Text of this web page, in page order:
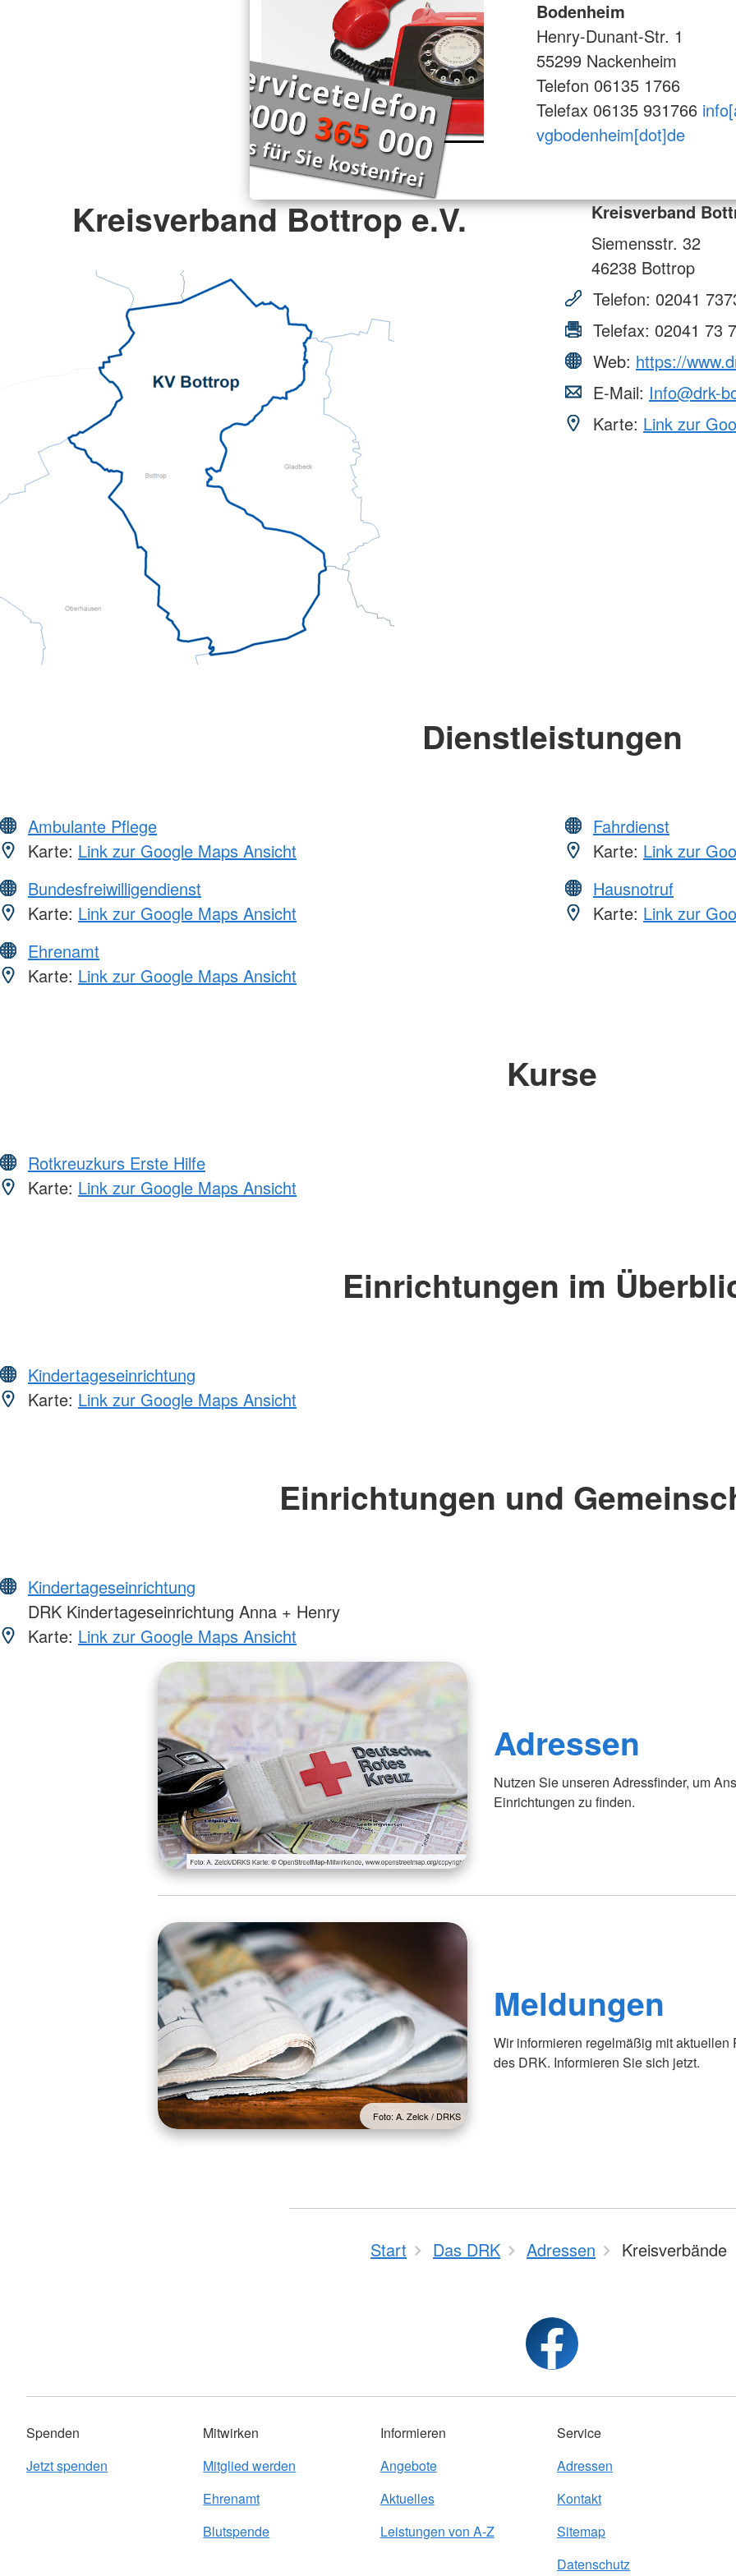
Bodenheim
Henry-Dunant-Str. 1
55299 Nackenheim
Telefon 06135 1766
Telefax 06135 931766
vgbodenheim[dot]de
Kreisverband Bottrop e.V.
Kreisverband
Siemensstr. 32
46238 Bottrop
Telefon: 02041
Telefax: 02041 73
Web: https://
E-Mail: Info@drk-
Karte: Link zur
Dienstleistungen
Ambulante Pflege
Karte: Link zur Google Maps Ansicht
Bundesfreiwilligendienst
Karte: Link zur Google Maps Ansicht
Ehrenamt
Karte: Link zur Google Maps Ansicht
Fahrdienst
Karte: Link zur
Hausnotruf
Karte: Link zur
Kurse
Rotkreuzkurs Erste Hilfe
Karte: Link zur Google Maps Ansicht
Einrichtungen im
Kindertageseinrichtung
Karte: Link zur Google Maps Ansicht
Einrichtungen und
Kindertageseinrichtung
DRK Kindertageseinrichtung Anna + Henry
Karte: Link zur Google Maps Ansicht
Adressen
Nutzen Sie unseren Adressfinder, um
Einrichtungen zu finden.
Foto: A. Zelck / DRKS
Meldungen
Wir informieren regelmäßig mit
des DRK. Informieren Sie sich jetzt.
Start Das DRK Adressen Kreisverbände
Spenden
Jetzt spenden
Mitwirken
Mitglied werden
Ehrenamt
Blutspende
Informieren
Angebote
Aktuelles
Leistungen von A-Z
Service
Adressen
Kontakt
Sitemap
Datenschutz